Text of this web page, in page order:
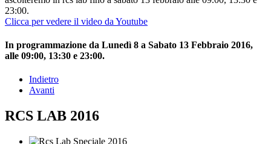
23:00.
Clicca per vedere il video da Youtube
In programmazione da Lunedì 8 a Sabato 13 Febbraio 2016,
alle 09:00, 13:30 e 23:00.
Indietro
Avanti
RCS LAB 2016